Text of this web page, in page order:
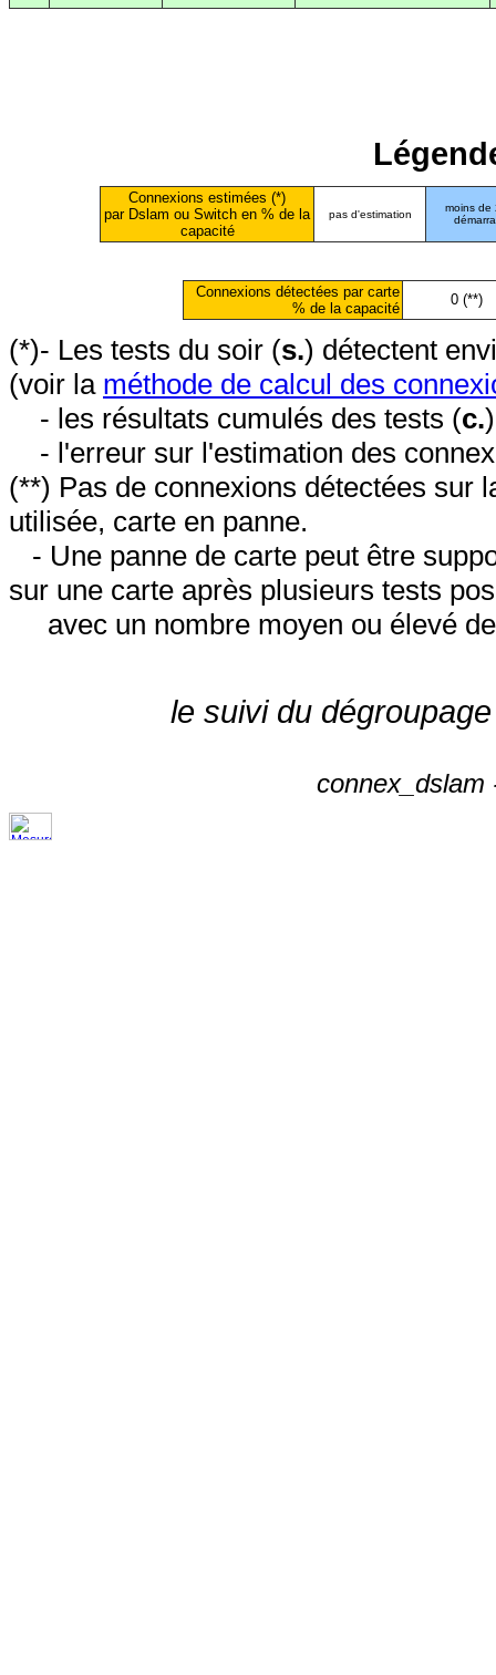
Connexions estimées (*)
par Dslam ou Switch en % de la
capacité
pas d'estimation
moins de
Connexions détectées par carte
% de la capacité
0 (**)
(*)- Les tests du soir (s.) détectent
(voir la méthode de calcul des
- les résultats cumulés des tests (c.
- l'erreur sur l'estimation des
(**) Pas de connexions détectées sur
utilisée, carte en panne.
- Une panne de carte peut être
sur une carte après plusieurs tests
avec un nombre moyen ou élevé
le suivi du
connex_dslam